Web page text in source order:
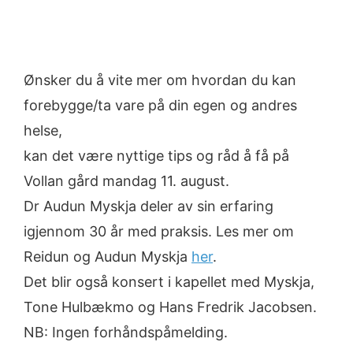
Ønsker du å vite mer om hvordan du kan
forebygge/ta vare på din egen og andres
helse,
kan det være nyttige tips og råd å få på
Vollan gård mandag 11. august.
Dr Audun Myskja deler av sin erfaring
igjennom 30 år med praksis. Les mer om
Reidun og Audun Myskja her.
Det blir også konsert i kapellet med Myskja,
Tone Hulbækmo og Hans Fredrik Jacobsen.
NB: Ingen forhåndspåmelding.